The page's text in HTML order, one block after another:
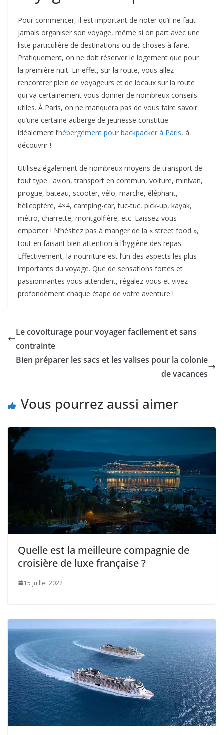
Pour commencer, il est important de noter qu’il ne faut
jamais organiser son voyage, même si on part avec une
liste particulière de destinations ou de choses à faire.
Pratiquement, on ne doit réserver le logement que pour
la première nuit. En effet, sur la route, vous allez
rencontrer plein de voyageurs et de locaux sur la route
qui va certainement vous donner de nombreux conseils
utiles. À Paris, on ne manquera pas de vous faire savoir
qu’une certaine auberge de jeunesse constitue
idéalement l’hébergement pour backpacker à Paris, à
découvrir !
Utilisez également de nombreux moyens de transport de
tout type : avion, transport en commun, voiture, minivan,
pirogue, bateau, scooter, vélo, marche, éléphant,
hélicoptère, 4×4, camping-car, tuc-tuc, pick-up, kayak,
métro, charrette, montgolfière, etc. Laissez-vous
emporter ! N’hésitez pas à manger de la « street food »,
tout en faisant bien attention à l’hygiène des repas.
Effectivement, la nourriture est l’un des aspects les plus
importants du voyage. Que de sensations fortes et
passionnantes vous attendent, régalez-vous et vivez
profondément chaque étape de votre aventure !
Le covoiturage pour voyager facilement et sans
contrainte
Bien préparer les sacs et les valises pour la colonie
de vacances
Vous pourrez aussi aimer
Quelle est la meilleure compagnie de
croisière de luxe française ?
15 juillet 2022